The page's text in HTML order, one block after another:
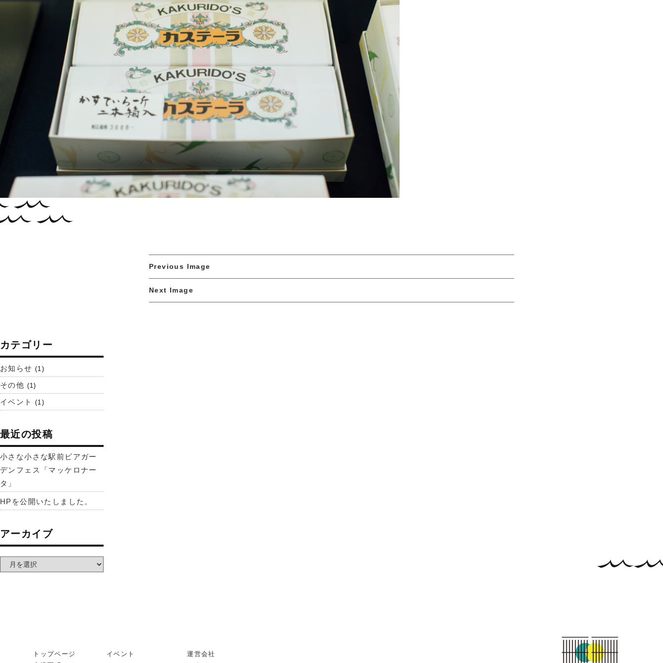
Previous Image
Next Image
カテゴリー
お知らせ (1)
その他 (1)
イベント (1)
最近の投稿
小さな小さな駅前ビアガー
デンフェス「マッケロナー
タ」
HPを公開いたしました。
アーカイブ
トップページ
イベント
運営会社